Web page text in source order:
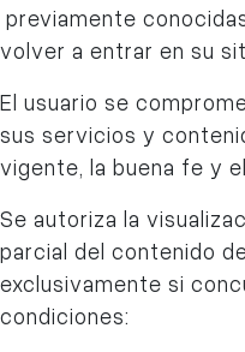
previamente
volver a entrar en su
El usuario se
sus servicios y
vigente, la buena fe y
Se autoriza la
parcial del contenido
exclusivamente si
condiciones: